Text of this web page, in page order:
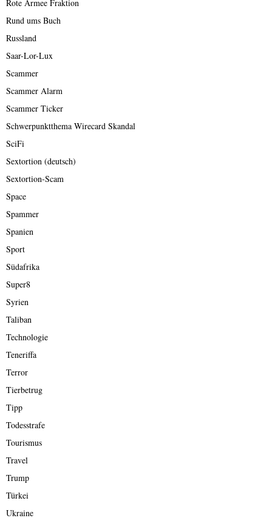
Rote Armee Fraktion
Rund ums Buch
Russland
Saar-Lor-Lux
Scammer
Scammer Alarm
Scammer Ticker
Schwerpunktthema Wirecard Skandal
SciFi
Sextortion (deutsch)
Sextortion-Scam
Space
Spammer
Spanien
Sport
Südafrika
Super8
Syrien
Taliban
Technologie
Teneriffa
Terror
Tierbetrug
Tipp
Todesstrafe
Tourismus
Travel
Trump
Türkei
Ukraine